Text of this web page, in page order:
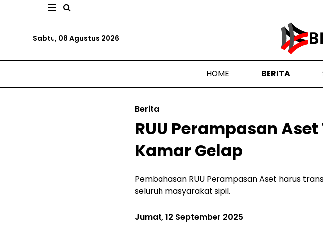
Sabtu, 08 Agustus 2026
HOME BERITA
Berita
RUU Perampasan
Kamar Gelap
Pembahasan RUU Perampasan Aset harus
seluruh masyarakat sipil.
Jumat, 12 September 2025